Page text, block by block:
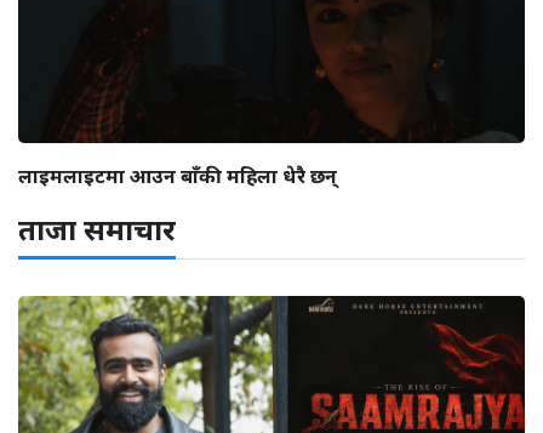
लाइमलाइटमा आउन बाँकी महिला धेरै छन्
ताजा समाचार